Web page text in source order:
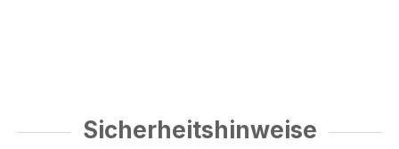
Sicherheitshinweise